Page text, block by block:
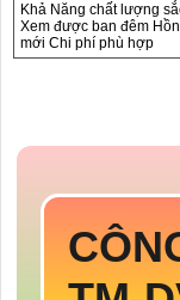
Khả Năng chất lượng
Xem được ban đêm
mới Chi phí phù hợp